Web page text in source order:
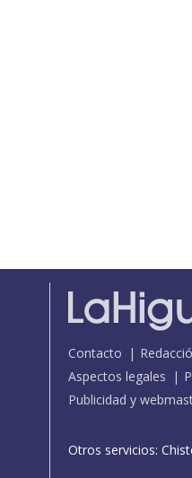
Contacto
Aspectos legales
Publicidad y
Otros servicios: